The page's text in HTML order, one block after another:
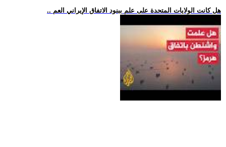
.. هل كانت الولايات المتحدة على علم ببنود الاتفاق الإيراني العم